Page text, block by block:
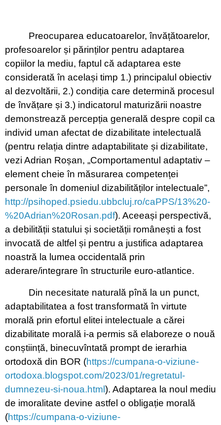
Preocuparea educatoarelor, învățătoarelor,
profesoarelor și părinților pentru adaptarea
copiilor la mediu, faptul că adaptarea este
considerată în același timp 1.) principalul obiectiv
al dezvoltării, 2.) condiția care determină procesul
de învățare și 3.) indicatorul maturizării noastre
demonstrează percepția generală despre copil ca
individ uman afectat de dizabilitate intelectuală
(pentru relația dintre adaptabilitate și dizabilitate,
vezi Adrian Roșan, „Comportamentul adaptativ –
element cheie în măsurarea competenței
personale în domeniul dizabilităților intelectuale”,
http://psihoped.psiedu.ubbcluj.ro/caPPS/13%20-
%20Adrian%20Rosan.pdf). Aceeași perspectivă,
a debilității statului și societății românești a fost
invocată de altfel și pentru a justifica adaptarea
noastră la lumea occidentală prin
aderare/integrare în structurile euro-atlantice.
Din necesitate naturală pînă la un punct,
adaptabilitatea a fost transformată în virtute
morală prin efortul elitei intelectuale a cărei
dizabilitate morală i-a permis să elaboreze o nouă
conștiință, binecuvîntată prompt de ierarhia
ortodoxă din BOR (https://cumpana-o-viziune-
ortodoxa.blogspot.com/2023/01/regretatul-
dumnezeu-si-noua.html ). Adaptarea la noul mediu
de imoralitate devine astfel o obligație morală
(https://cumpana-o-viziune-